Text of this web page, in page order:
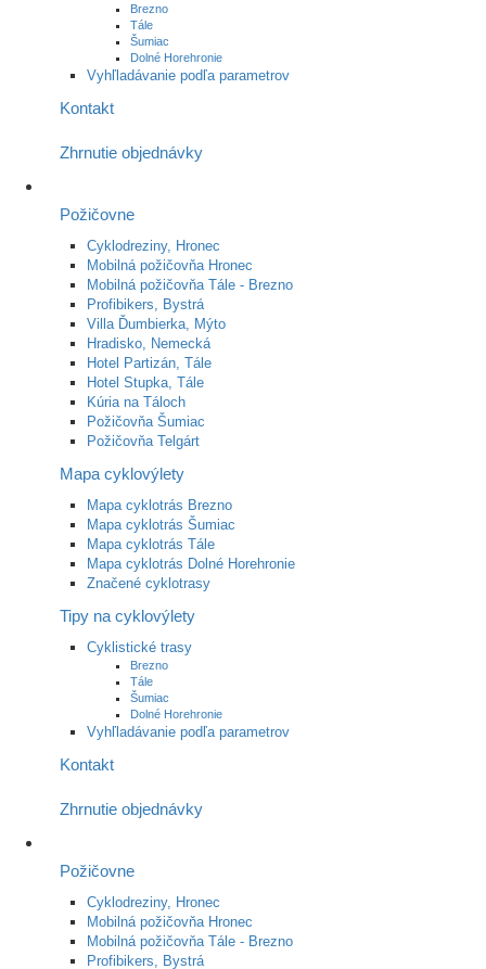
Brezno
Tále
Šumiac
Dolné Horehronie
Vyhľladávanie podľa parametrov
Kontakt
Zhrnutie objednávky
Požičovne
Cyklodreziny, Hronec
Mobilná požičovňa Hronec
Mobilná požičovňa Tále - Brezno
Profibikers, Bystrá
Villa Ďumbierka, Mýto
Hradisko, Nemecká
Hotel Partizán, Tále
Hotel Stupka, Tále
Kúria na Táloch
Požičovňa Šumiac
Požičovňa Telgárt
Mapa cyklovýlety
Mapa cyklotrás Brezno
Mapa cyklotrás Šumiac
Mapa cyklotrás Tále
Mapa cyklotrás Dolné Horehronie
Značené cyklotrasy
Tipy na cyklovýlety
Cyklistické trasy
Brezno
Tále
Šumiac
Dolné Horehronie
Vyhľladávanie podľa parametrov
Kontakt
Zhrnutie objednávky
Požičovne
Cyklodreziny, Hronec
Mobilná požičovňa Hronec
Mobilná požičovňa Tále - Brezno
Profibikers, Bystrá